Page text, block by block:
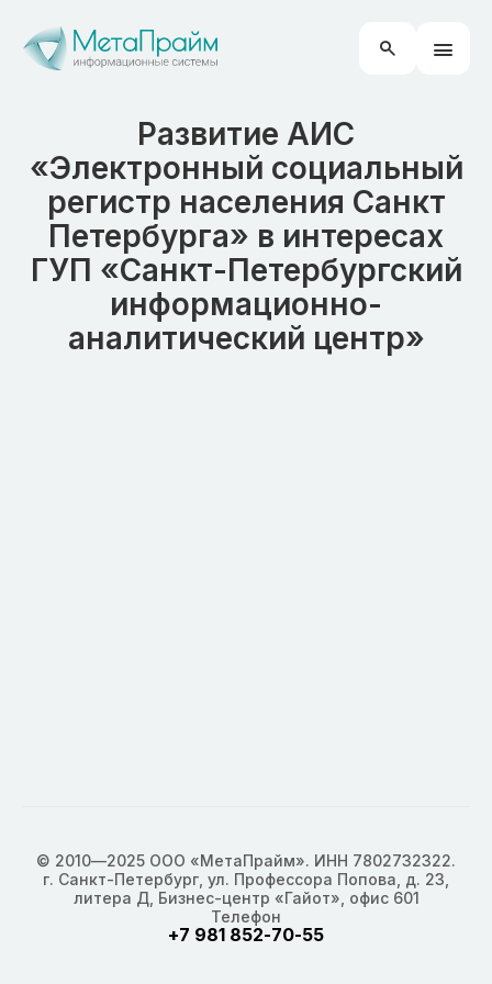
Развитие АИС
«Электронный социальный
регистр населения Санкт
Петербурга» в интересах
ГУП «Санкт-Петербургский
информационно-
аналитический центр»
© 2010—2025 ООО «МетаПрайм». ИНН 7802732322.
г. Санкт-Петербург, ул. Профессора Попова, д. 23,
литера Д, Бизнес-центр «Гайот», офис 601
Телефон
+7 981 852-70-55